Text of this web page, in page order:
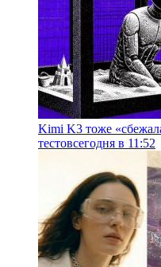
Kimi K3 тоже
тестовсегодня в 11:52